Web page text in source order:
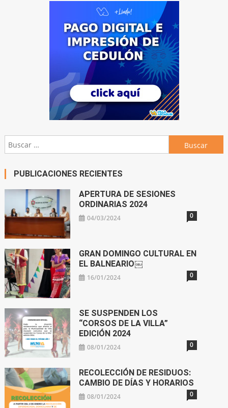
Buscar:
PUBLICACIONES RECIENTES
APERTURA DE SESIONES
ORDINARIAS 2024
04/03/2024 0
GRAN DOMINGO CULTURAL EN
EL BALNEARIO￼
16/01/2024 0
SE SUSPENDEN LOS
“CORSOS DE LA VILLA”
EDICIÓN 2024
08/01/2024 0
RECOLECCIÓN DE RESIDUOS:
CAMBIO DE DÍAS Y HORARIOS
08/01/2024 0